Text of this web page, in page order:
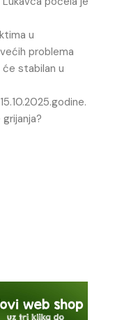
u
problema
stabilan u